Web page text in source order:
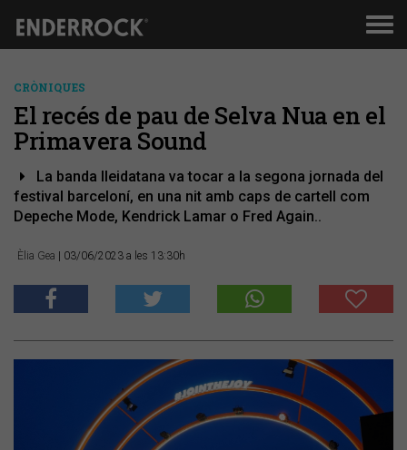
CRÒNIQUES
El recés de pau de Selva Nua en el
Primavera Sound
La banda lleidatana va tocar a la segona jornada del
festival barceloní, en una nit amb caps de cartell com
Depeche Mode, Kendrick Lamar o Fred Again..
Èlia Gea | 03/06/2023 a les 13:30h